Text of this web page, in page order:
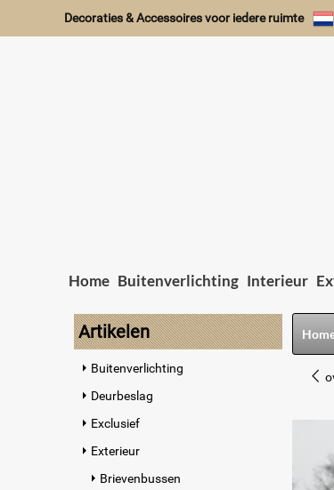
Decoraties & Accessoires voor iedere ruimte
Home Buitenverlichting Interieur
Artikelen
Buitenverlichting
Deurbeslag
Exclusief
Exterieur
Brievenbussen